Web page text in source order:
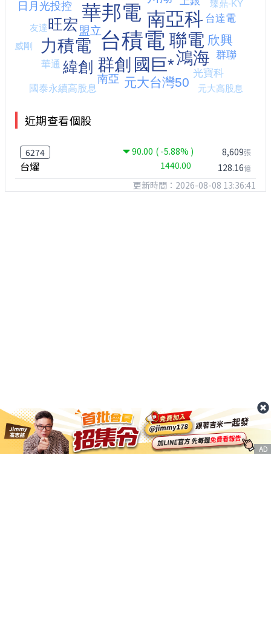
近期查看個股
6274 90.00 ( -5.88% )
台燿 1440.00
8,609張
128.16億
更新時間：2026-08-08 13:36:41
AD